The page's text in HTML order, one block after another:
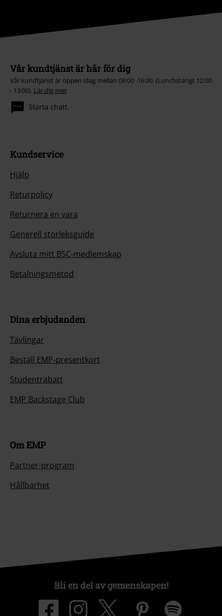
Vår kundtjänst är här för dig
Vår kundtjänst är öppen idag mellan 09:00 -16:00. (Lunchstängt 12:00
- 13:00). Lär dig mer
Starta chatt.
Kundservice
Hjälp
Returpolicy
Returnera en vara
Generell storleksguide
Avsluta mitt BSC-medlemskap
Betalningsmetod
Dina erbjudanden
Tävlingar
Beställ EMP-presentkort
Studentrabatt
EMP Backstage Club
Om EMP
Partner-program
Hållbarhet
Bli en del av gemenskapen!